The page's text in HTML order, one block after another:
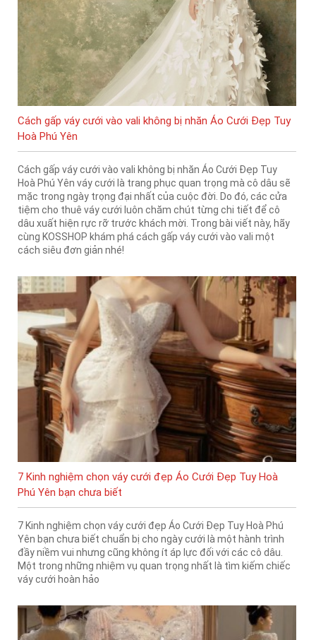
Cách gấp váy cưới vào vali không bị nhăn Áo Cưới Đẹp Tuy
Hoà Phú Yên
Cách gấp váy cưới vào vali không bị nhăn Áo Cưới Đẹp Tuy
Hoà Phú Yên váy cưới là trang phục quan trọng mà cô dâu sẽ
mặc trong ngày trọng đại nhất của cuộc đời. Do đó, các cửa
tiệm cho thuê váy cưới luôn chăm chút từng chi tiết để cô
dâu xuất hiện rực rỡ trước khách mời. Trong bài viết này, hãy
cùng KOSSHOP khám phá cách gấp váy cưới vào vali một
cách siêu đơn giản nhé!
7 Kinh nghiệm chọn váy cưới đẹp Áo Cưới Đẹp Tuy Hoà
Phú Yên bạn chưa biết
7 Kinh nghiệm chọn váy cưới đẹp Áo Cưới Đẹp Tuy Hoà Phú
Yên bạn chưa biết chuẩn bị cho ngày cưới là một hành trình
đầy niềm vui nhưng cũng không ít áp lực đối với các cô dâu.
Một trong những nhiệm vụ quan trọng nhất là tìm kiếm chiếc
váy cưới hoàn hảo